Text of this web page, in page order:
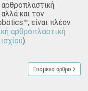
και τον
είναι πλέον
αρθροπλαστική
).
Επόμενο άρθρο